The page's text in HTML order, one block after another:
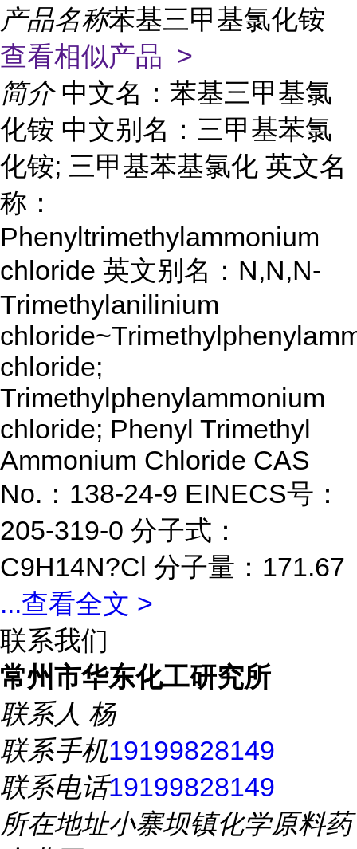
产品名称苯基三甲基氯化铵
查看相似产品 >
简介 中文名：苯基三甲基氯
化铵 中文别名：三甲基苯氯
化铵; 三甲基苯基氯化 英文名
称：
Phenyltrimethylammonium
chloride 英文别名：N,N,N-
Trimethylanilinium
chloride;
Trimethylphenylammonium
chloride; Phenyl Trimethyl
Ammonium Chloride CAS
No.：138-24-9 EINECS号：
205-319-0 分子式：
C9H14N?Cl 分子量：171.67
...查看全文 >
联系我们
常州市华东化工研究所
联系人 杨
联系手机19199828149
联系电话19199828149
所在地址小寨坝镇化学原料药